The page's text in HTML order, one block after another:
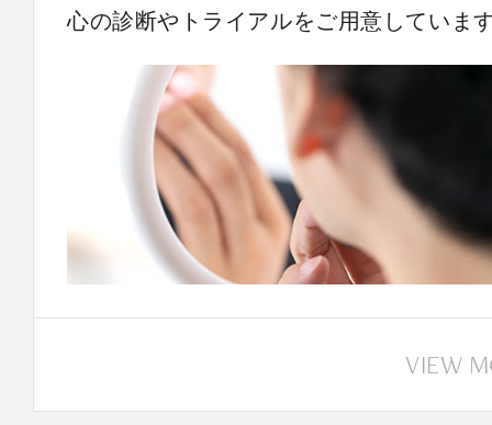
心の診断やトライアルをご用意していま
VIEW